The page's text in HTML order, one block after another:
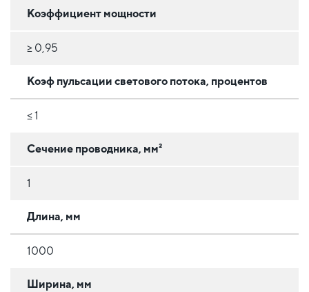
Коэффициент мощности
≥ 0,95
Коэф пульсации светового потока, процентов
≤ 1
Сечение проводника, мм²
1
Длина, мм
1000
Ширина, мм